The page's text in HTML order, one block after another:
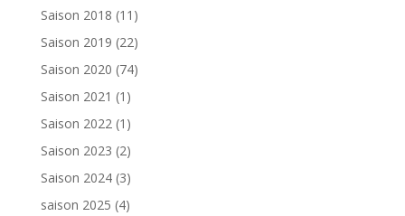
Saison 2018 (11)
Saison 2019 (22)
Saison 2020 (74)
Saison 2021 (1)
Saison 2022(1)
Saison 2023 (2)
Saison 2024(3)
saison 2025 (4)